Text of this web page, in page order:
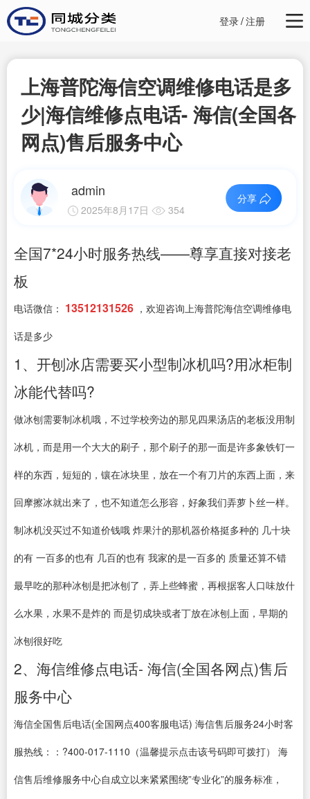
登录/注册
上海普陀海信空调维修电话是多
少|海信维修点电话- 海信(全国各
网点)售后服务中心
admin
2025年8月17日 354
分享
全国7*24小时服务热线——尊享直接对接老
板
电话微信： 13512131526 ，欢迎咨询上海普陀海信空调维修电
话是多少
1、开刨冰店需要买小型制冰机吗?用冰柜制
冰能代替吗?
做冰刨需要制冰机哦，不过学校旁边的那见四果汤店的老板没用制
冰机，而是用一个大大的刷子，那个刷子的那一面是许多象铁钉一
样的东西，短短的，镶在冰块里，放在一个有刀片的东西上面，来
回摩擦冰就出来了，也不知道怎么形容，好象我们弄萝卜丝一样。
制冰机没买过不知道价钱哦 炸果汁的那机器价格挺多种的 几十块
的有 一百多的也有 几百的也有 我家的是一百多的 质量还算不错
最早吃的那种冰刨是把冰刨了，弄上些蜂蜜，再根据客人口味放什
么水果，水果不是炸的 而是切成块或者丁放在冰刨上面，早期的
冰刨很好吃
2、海信维修点电话- 海信(全国各网点)售后
服务中心
海信全国售后电话(全国网点400客服电话) 海信售后服务24小时客
服热线：：?400-017-1110（温馨提示点击该号码即可拨打） 海
信售后维修服务中心自成立以来紧紧围绕”专业化”的服务标准，